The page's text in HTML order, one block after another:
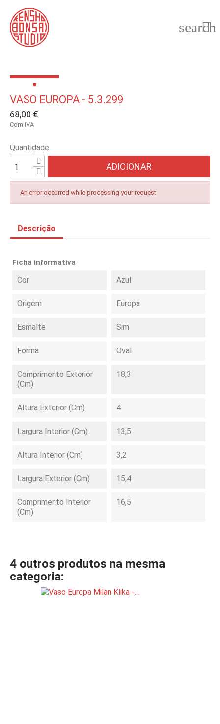

search
VASO EUROPA - 5.3.299
68,00 €
Com IVA
Quantidade
ADICIONAR
An error occurred while processing your request
Descrição
Ficha informativa
Cor Azul
Origem Europa
Esmalte Sim
Forma Oval
Comprimento Exterior
(cm)
18,3
Altura Exterior (cm) 4
Largura Interior (cm) 13,5
Altura Interior (cm) 3,2
Largura Exterior (cm) 15,4
Comprimento Interior
(cm)
16,5
4 outros produtos na mesma
categoria: